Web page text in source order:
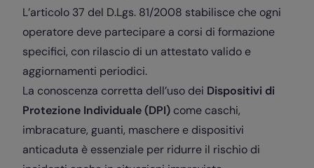
L’articolo 37 del D.Lgs. 81/2008 stabilisce che ogni
operatore deve partecipare a corsi di formazione
specifici, con rilascio di un attestato valido e
aggiornamenti periodici.
La conoscenza corretta dell’uso dei Dispositivi di
Protezione Individuale (DPI) come caschi,
imbracature, guanti, maschere e dispositivi
anticaduta è essenziale per ridurre il rischio di